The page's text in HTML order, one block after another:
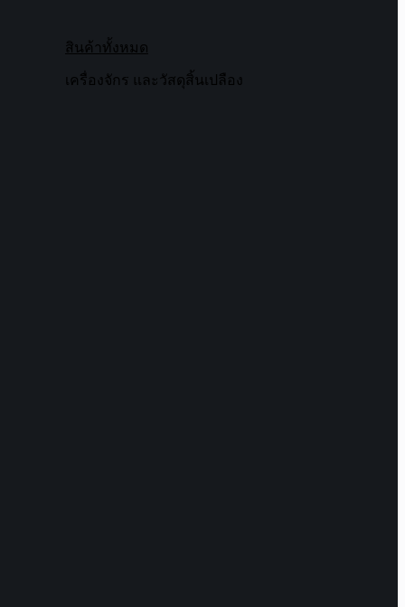
สินค้าทั้งหมด
เครื่องจักร และวัสดุสิ้นเปลือง